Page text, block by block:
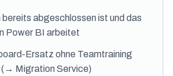
abgeschlossen ist und das
Power BI arbeitet
Ersatz ohne Teamtraining
(→ Migration Service)